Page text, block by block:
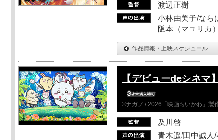
渡辺正樹
小林由美子/なら
阪本（マユリカ
作品情報・上映スケジュール
【デビューdeシネマ
©ナガノ / 2026「映画ちいかわ」製
及川啓
青木遥/田中誠人